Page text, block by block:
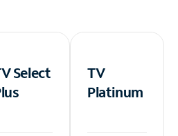
Select
TV
Platinum